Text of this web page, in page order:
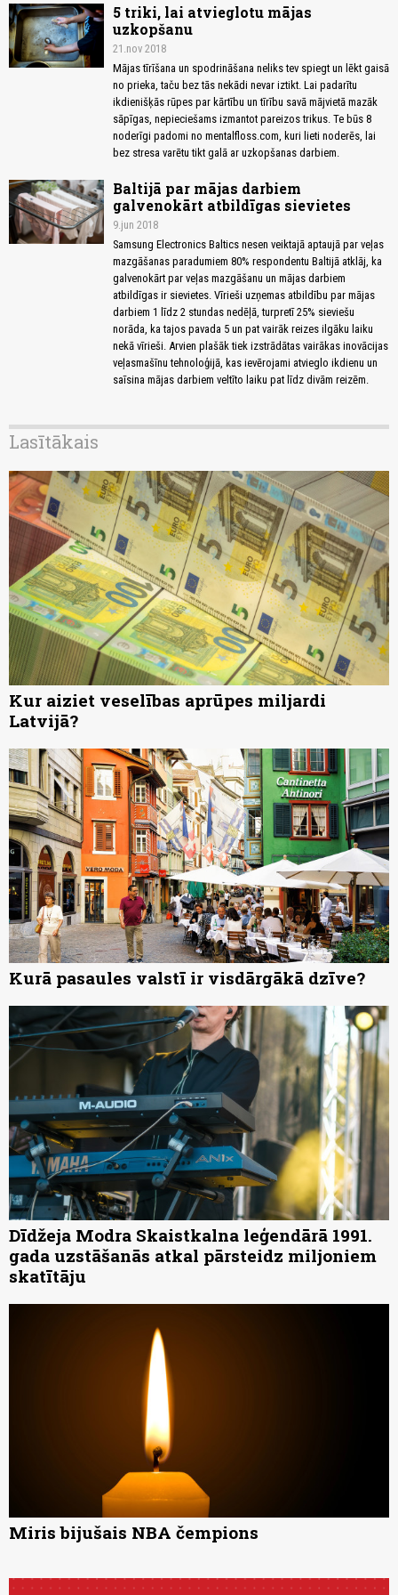
5 triki, lai atvieglotu mājas
uzkopšanu
21.nov 2018
Mājas tīrīšana un spodrināšana neliks tev spiegt un lēkt gaisā
no prieka, taču bez tās nekādi nevar iztikt. Lai padarītu
ikdienišķās rūpes par kārtību un tīrību savā mājvietā mazāk
sāpīgas, nepieciešams izmantot pareizos trikus. Te būs 8
noderīgi padomi no mentalfloss.com, kuri lieti noderēs, lai
bez stresa varētu tikt galā ar uzkopšanas darbiem.
Baltijā par mājas darbiem
galvenokārt atbildīgas sievietes
9.jun 2018
Samsung Electronics Baltics nesen veiktajā aptaujā par veļas
mazgāšanas paradumiem 80% respondentu Baltijā atklāj, ka
galvenokārt par veļas mazgāšanu un mājas darbiem
atbildīgas ir sievietes. Vīrieši uzņemas atbildību par mājas
darbiem 1 līdz 2 stundas nedēļā, turpretī 25% sieviešu
norāda, ka tajos pavada 5 un pat vairāk reizes ilgāku laiku
nekā vīrieši. Arvien plašāk tiek izstrādātas vairākas inovācijas
veļasmašīnu tehnoloģijā, kas ievērojami atvieglo ikdienu un
saīsina mājas darbiem veltīto laiku pat līdz divām reizēm.
Lasītākais
Kur aiziet veselības aprūpes miljardi
Latvijā?
Kurā pasaules valstī ir visdārgākā dzīve?
Dīdžeja Modra Skaistkalna leģendārā 1991.
gada uzstāšanās atkal pārsteidz miljoniem
skatītāju
Miris bijušais NBA čempions